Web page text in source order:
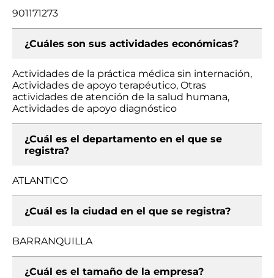
901171273
¿Cuáles son sus actividades económicas?
Actividades de la práctica médica sin internación,
Actividades de apoyo terapéutico, Otras
actividades de atención de la salud humana,
Actividades de apoyo diagnóstico
¿Cuál es el departamento en el que se
registra?
ATLANTICO
¿Cuál es la ciudad en el que se registra?
BARRANQUILLA
¿Cuál es el tamaño de la empresa?